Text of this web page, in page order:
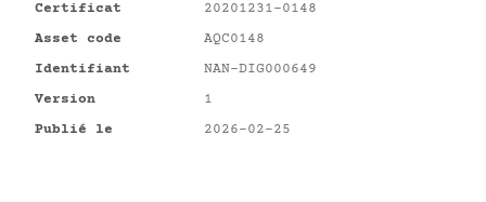
Certificat
20201231-0148
Asset code
AQC0148
Identifiant
NAN-DIG000649
Version
1
Publié le
2026-02-25